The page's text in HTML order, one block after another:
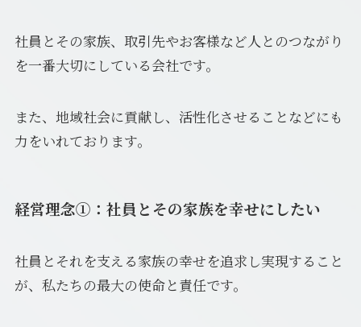
社員とその家族、取引先やお客様など人とのつながり
を一番大切にしている会社です。
また、地域社会に貢献し、活性化させることなどにも
力をいれております。
経営理念①：社員とその家族を幸せにしたい
社員とそれを支える家族の幸せを追求し実現すること
が、私たちの最大の使命と責任です。